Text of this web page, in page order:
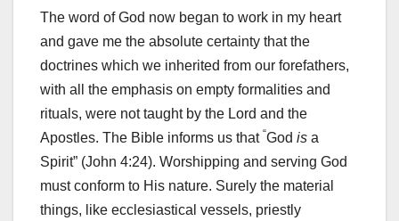
The word of God now began to work in my heart
and gave me the absolute certainty that the
doctrines which we inherited from our forefathers,
with all the emphasis on empty formalities and
rituals, were not taught by the Lord and the
Apostles. The Bible informs us that “God is a
Spirit” (John 4:24). Worshipping and serving God
must conform to His nature. Surely the material
things, like ecclesiastical vessels, priestly